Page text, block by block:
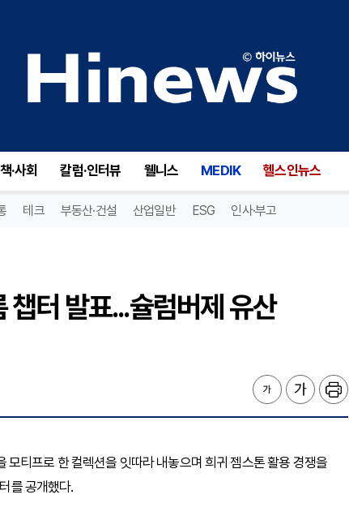
·사회 칼럼·인터뷰 웰니스 MEDIK 헬스인뉴스
테크 부동산·건설 산업일반 ESG 인사·부고
터 발표...슐럼버제 유산
티프로 한 컬렉션을 잇따라 내놓으며 희귀 젬스톤 활용 경쟁을
를 공개했다.